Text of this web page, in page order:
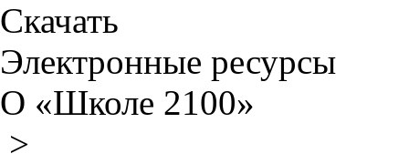
Скачать
Электронные ресурсы
О «Школе 2100»
>